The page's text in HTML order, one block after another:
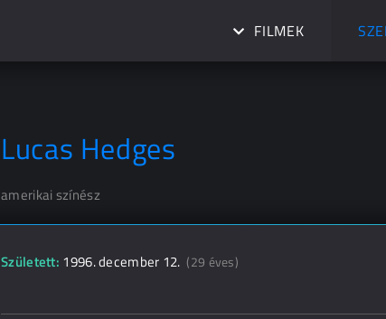
FILMEK
Lucas Hedges
amerikai színész
Született: 1996. december 12. (29 éves)